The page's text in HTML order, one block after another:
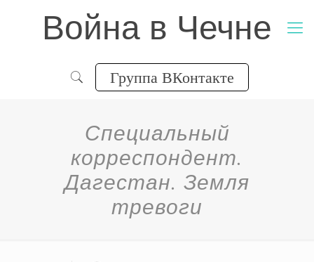
Война в Чечне
Группа ВКонтакте
Специальный
корреспондент.
Дагестан. Земля
тревоги